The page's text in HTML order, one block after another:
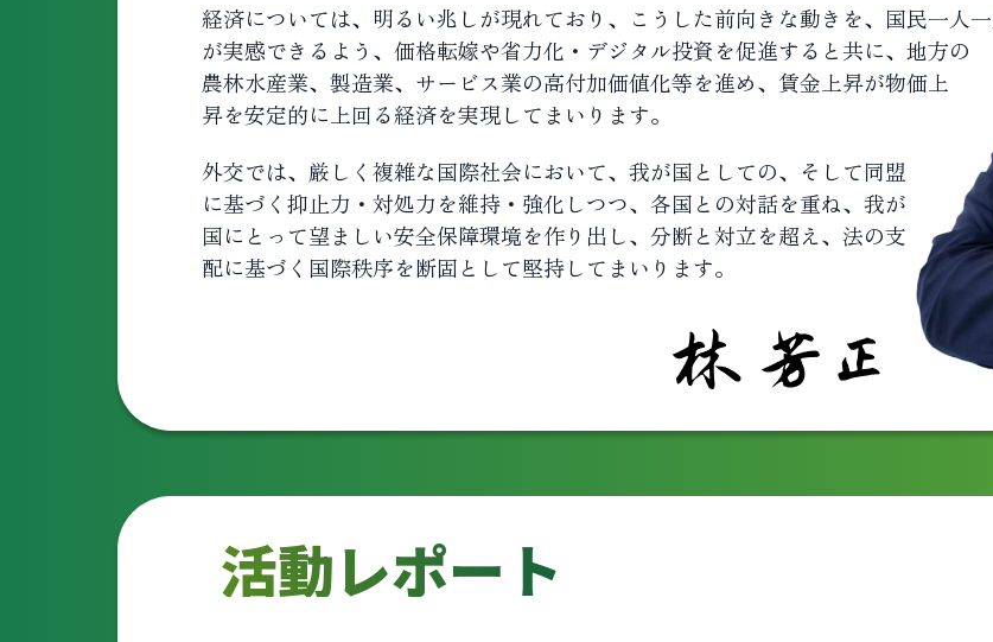
経済については、明るい兆しが現れており、こうした前向きな動きを、国民一人
が実感できるよう、価格転嫁や省力化・デジタル投資を促進すると共に、地方の
農林水産業、製造業、サービス業の高付加価値化等を進め、賃金上昇が物価上
昇を安定的に上回る経済を実現してまいります。
外交では、厳しく複雑な国際社会において、我が国としての、そして同盟
に基づく抑止力・対処力を維持・強化しつつ、各国との対話を重ね、我が
国にとって望ましい安全保障環境を作り出し、分断と対立を超え、法の支
配に基づく国際秩序を断固として堅持してまいります。
活動レポート